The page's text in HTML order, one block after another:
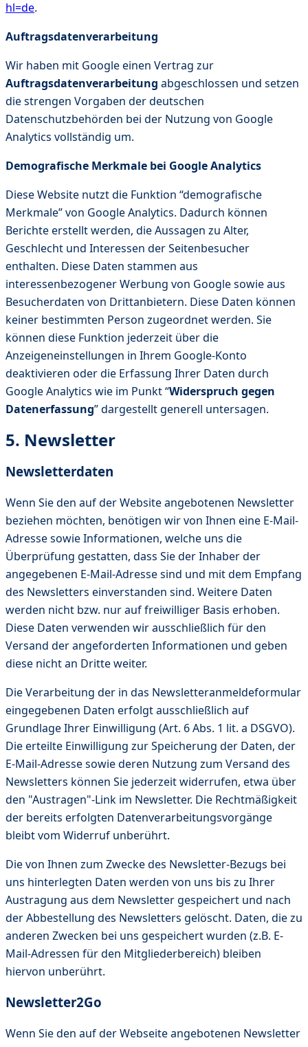
hl=de.
Auftragsdatenverarbeitung
Wir haben mit Google einen Vertrag zur
Auftragsdatenverarbeitung abgeschlossen und setzen
die strengen Vorgaben der deutschen
Datenschutzbehörden bei der Nutzung von Google
Analytics vollständig um.
Demografische Merkmale bei Google Analytics
Diese Website nutzt die Funktion “demografische
Merkmale” von Google Analytics. Dadurch können
Berichte erstellt werden, die Aussagen zu Alter,
Geschlecht und Interessen der Seitenbesucher
enthalten. Diese Daten stammen aus
interessenbezogener Werbung von Google sowie aus
Besucherdaten von Drittanbietern. Diese Daten können
keiner bestimmten Person zugeordnet werden. Sie
können diese Funktion jederzeit über die
Anzeigeneinstellungen in Ihrem Google-Konto
deaktivieren oder die Erfassung Ihrer Daten durch
Google Analytics wie im Punkt “Widerspruch gegen
Datenerfassung” dargestellt generell untersagen.
5. Newsletter
Newsletterdaten
Wenn Sie den auf der Website angebotenen Newsletter
beziehen möchten, benötigen wir von Ihnen eine E-Mail-
Adresse sowie Informationen, welche uns die
Überprüfung gestatten, dass Sie der Inhaber der
angegebenen E-Mail-Adresse sind und mit dem Empfang
des Newsletters einverstanden sind. Weitere Daten
werden nicht bzw. nur auf freiwilliger Basis erhoben.
Diese Daten verwenden wir ausschließlich für den
Versand der angeforderten Informationen und geben
diese nicht an Dritte weiter.
Die Verarbeitung der in das Newsletteranmeldeformular
eingegebenen Daten erfolgt ausschließlich auf
Grundlage Ihrer Einwilligung (Art. 6 Abs. 1 lit. a DSGVO).
Die erteilte Einwilligung zur Speicherung der Daten, der
E-Mail-Adresse sowie deren Nutzung zum Versand des
Newsletters können Sie jederzeit widerrufen, etwa über
den "Austragen"-Link im Newsletter. Die Rechtmäßigkeit
der bereits erfolgten Datenverarbeitungsvorgänge
bleibt vom Widerruf unberührt.
Die von Ihnen zum Zwecke des Newsletter-Bezugs bei
uns hinterlegten Daten werden von uns bis zu Ihrer
Austragung aus dem Newsletter gespeichert und nach
der Abbestellung des Newsletters gelöscht. Daten, die zu
anderen Zwecken bei uns gespeichert wurden (z.B. E-
Mail-Adressen für den Mitgliederbereich) bleiben
hiervon unberührt.
Newsletter2Go
Wenn Sie den auf der Webseite angebotenen Newsletter